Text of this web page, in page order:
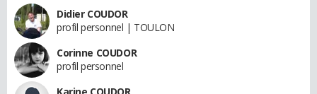
Didier COUDOR
profil personnel | TOULON
Corinne COUDOR
profil personnel